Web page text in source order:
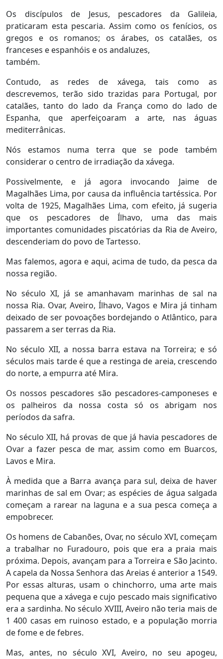
Os discípulos de Jesus, pescadores da Galileia,
praticaram esta pescaria. Assim como os fenícios, os
gregos e os romanos; os árabes, os catalães, os
franceses e espanhóis e os andaluzes,
também.
Contudo, as redes de xávega, tais como as
descrevemos, terão sido trazidas para Portugal, por
catalães, tanto do lado da França como do lado de
Espanha, que aperfeiçoaram a arte, nas águas
mediterrânicas.
Nós estamos numa terra que se pode também
considerar o centro de irradiação da xávega.
Possivelmente, e já agora invocando Jaime de
Magalhães Lima, por causa da influência tartéssica. Por
volta de 1925, Magalhães Lima, com efeito, já sugeria
que os pescadores de Ílhavo, uma das mais
importantes comunidades piscatórias da Ria de Aveiro,
descenderiam do povo de Tartesso.
Mas falemos, agora e aqui, acima de tudo, da pesca da
nossa região.
No século XI, já se amanhavam marinhas de sal na
nossa Ria. Ovar, Aveiro, Ílhavo, Vagos e Mira já tinham
deixado de ser povoações bordejando o Atlântico, para
passarem a ser terras da Ria.
No século XII, a nossa barra estava na Torreira; e só
séculos mais tarde é que a restinga de areia, crescendo
do norte, a empurra até Mira.
Os nossos pescadores são pescadores-camponeses e
os palheiros da nossa costa só os abrigam nos
períodos da safra.
No século XII, há provas de que já havia pescadores de
Ovar a fazer pesca de mar, assim como em Buarcos,
Lavos e Mira.
À medida que a Barra avança para sul, deixa de haver
marinhas de sal em Ovar; as espécies de água salgada
começam a rarear na laguna e a sua pesca começa a
empobrecer.
Os homens de Cabanões, Ovar, no século XVI, começam
a trabalhar no Furadouro, pois que era a praia mais
próxima. Depois, avançam para a Torreira e São Jacinto.
A capela da Nossa Senhora das Areias é anterior a 1549.
Por essas alturas, usam o chinchorro, uma arte mais
pequena que a xávega e cujo pescado mais significativo
era a sardinha. No século XVIII, Aveiro não teria mais de
1 400 casas em ruinoso estado, e a população morria
de fome e de febres.
Mas, antes, no século XVI, Aveiro, no seu apogeu,